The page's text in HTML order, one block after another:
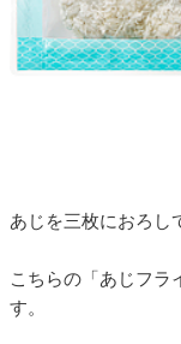
あじを三枚におろし
こちらの「あじフラ
す。